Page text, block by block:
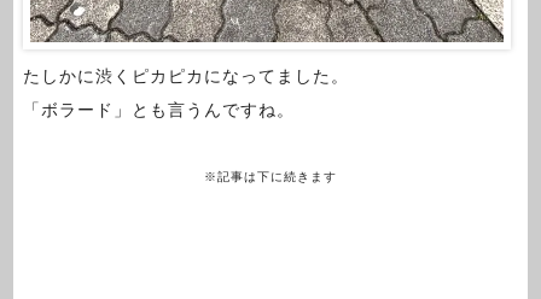
たしかに渋くピカピカになってました。
「ボラード」とも言うんですね。
※記事は下に続きます